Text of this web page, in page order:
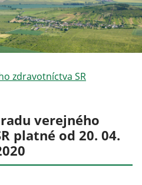
zdravotníctva SR
verejného
platné od 20. 04.